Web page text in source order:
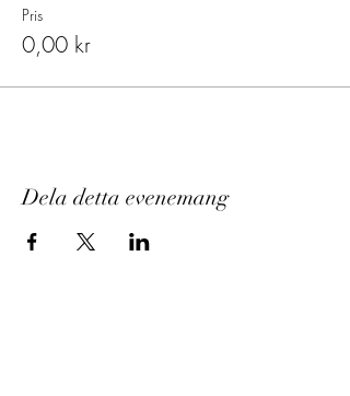
Pris
0,00 kr
Dela detta evenemang